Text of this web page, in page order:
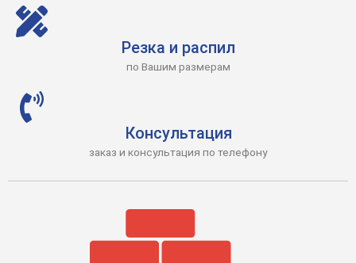
Резка и распил
по Вашим размерам
Консультация
заказ и консультация по телефону